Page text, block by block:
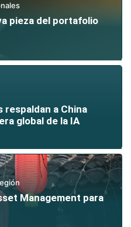
pieza del portafolio
a China
global de la IA
Management para